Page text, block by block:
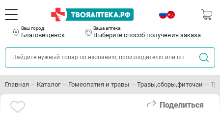
Ваш город:
Благовещенск
Ваша аптека:
Выберите способ получения заказа
Главная Каталог Гомеопатия и травы Травы,сборы,фиточаи
Поделиться